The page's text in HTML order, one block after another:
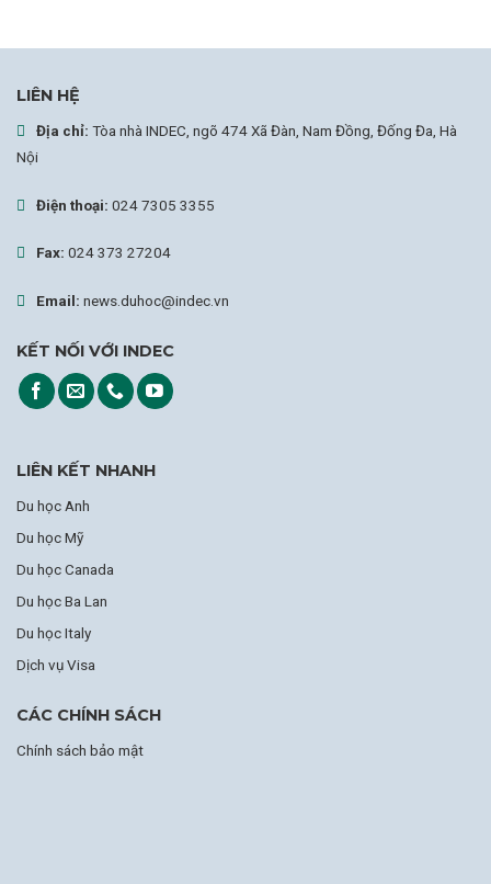
LIÊN HỆ
Địa chỉ: Tòa nhà INDEC, ngõ 474 Xã Đàn, Nam Đồng, Đống Đa, Hà
Nội
Điện thoại: 024 7305 3355
Fax: 024 373 27204
Email: news.duhoc@indec.vn
KẾT NỐI VỚI INDEC
LIÊN KẾT NHANH
Du học Anh
Du học Mỹ
Du học Canada
Du học Ba Lan
Du học Italy
Dịch vụ Visa
CÁC CHÍNH SÁCH
Chính sách bảo mật